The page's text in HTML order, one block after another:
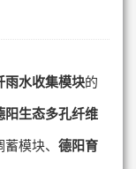
雨水收集模块的
阳生态多孔纤维
模块、 德阳育